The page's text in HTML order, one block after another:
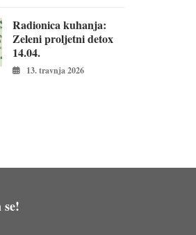
Radionica kuhanja:
Zeleni proljetni detox
14.04.
13. travnja 2026